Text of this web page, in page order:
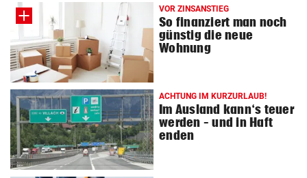
VOR ZINSANSTIEG
So finanziert man noch
günstig die neue
Wohnung
ACHTUNG IM KURZURLAUB!
Im Ausland kann‘s teuer
werden – und in Haft
enden